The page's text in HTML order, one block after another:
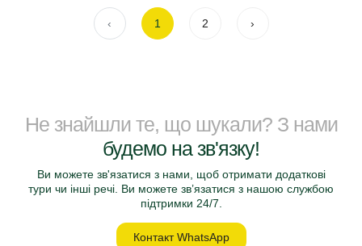
‹ 1 2 ›
Не знайшли те, що шукали? З нами
будемо на зв'язку!
Ви можете зв'язатися з нами, щоб отримати додаткові
тури чи інші речі. Ви можете зв’язатися з нашою службою
підтримки 24/7.
Контакт WhatsApp